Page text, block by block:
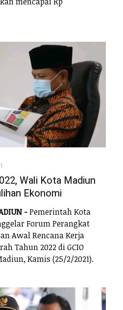
Wali Kota Madiun
Ekonomi
-Pemerintah Kota
Forum Perangkat
Awal Rencana Kerja
Tahun 2022 di GCIO
Kamis (25/2/2021).